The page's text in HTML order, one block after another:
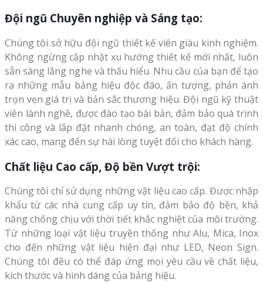
Đội ngũ Chuyên nghiệp và Sáng tạo:
Chúng tôi sở hữu đội ngũ thiết kế viên giàu kinh nghiệm.
Không ngừng cập nhật xu hướng thiết kế mới nhất, luôn
sẵn sàng lắng nghe và thấu hiểu. Nhu cầu của bạn để tạo
ra những mẫu bảng hiệu độc đáo, ấn tượng, phản ánh
trọn vẹn giá trị và bản sắc thương hiệu. Đội ngũ kỹ thuật
viên lành nghề, được đào tạo bài bản, đảm bảo quá trình
thi công và lắp đặt nhanh chóng, an toàn, đạt độ chính
xác cao, mang đến sự hài lòng tuyệt đối cho khách hàng.
Chất liệu Cao cấp, Độ bền Vượt trội:
Chúng tôi chỉ sử dụng những vật liệu cao cấp. Được nhập
khẩu từ các nhà cung cấp uy tín, đảm bảo độ bền, khả
năng chống chịu với thời tiết khắc nghiệt của môi trường.
Từ những loại vật liệu truyền thống như Alu, Mica, Inox
cho đến những vật liệu hiện đại như LED, Neon Sign.
Chúng tôi đều có thể đáp ứng mọi yêu cầu về chất liệu,
kích thước và hình dáng của bảng hiệu.